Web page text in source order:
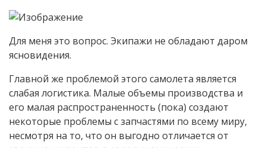
Для меня это вопрос. Экипажи не обладают даром
ясновидения.
Главной же проблемой этого самолета является
слабая логистика. Малые объемы производства и
его малая распространенность (пока) создают
некоторые проблемы с запчастями по всему миру,
несмотря на то, что он выгодно отличается от